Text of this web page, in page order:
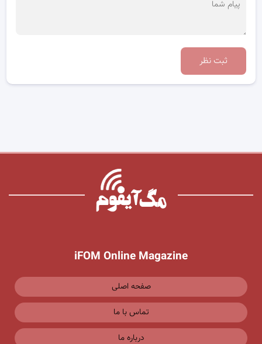
ثبت نظر
iFOM Online Magazine
صفحه اصلی
تماس با ما
درباره ما